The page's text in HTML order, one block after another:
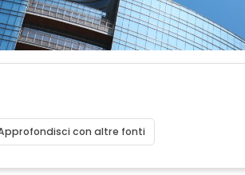
con altre fonti